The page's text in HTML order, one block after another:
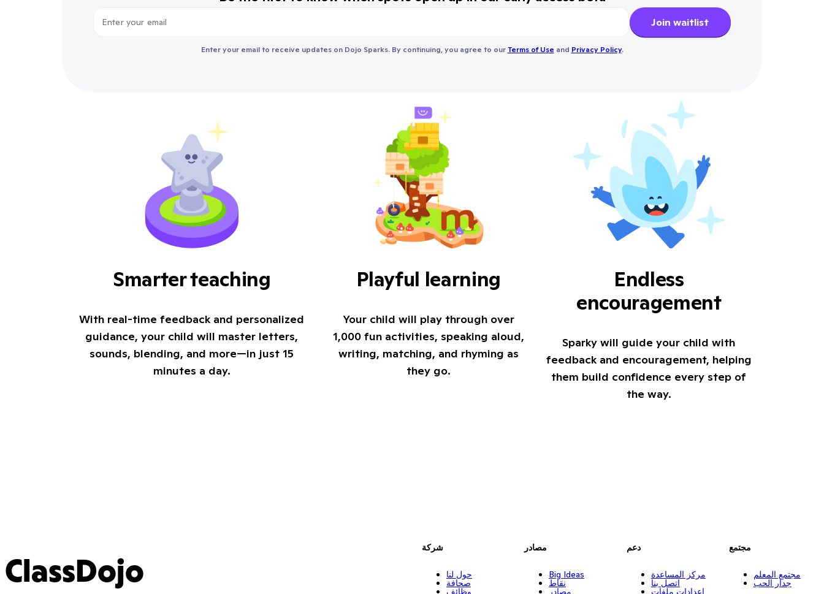
Join waitlist
Enter your email to receive updates on Dojo Sparks. By continuing, you agree to our Terms of Use and Privacy Policy.
Smarter teaching
With real-time feedback and personalized
guidance, your child will master letters,
sounds, blending, and more—in just 15
minutes a day.
Playful learning
Your child will play through over
1,000 fun activities, speaking aloud,
writing, matching, and rhyming as
they go.
Endless
encouragement
Sparky will guide your child with
feedback and encouragement, helping
them build confidence every step of
the way.
ClassDojo
شركة
حول لنا
صحافة
وظائف
مصادر
Big Ideas
نقاط
مصادر
دعم
مركز المساعدة
اتصل بنا
إعدادات ملفات
مجتمع
مجتمع المعلم
جدار الحب